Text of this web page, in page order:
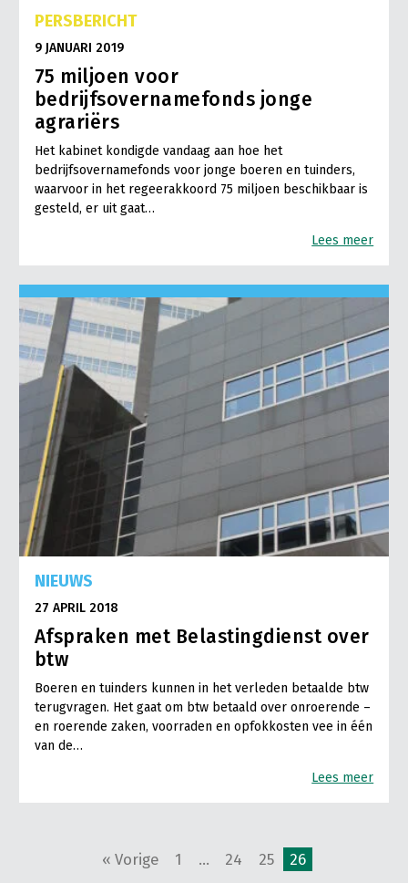
PERSBERICHT
9 JANUARI 2019
75 miljoen voor
bedrijfsovernamefonds jonge
agrariërs
Het kabinet kondigde vandaag aan hoe het
bedrijfsovernamefonds voor jonge boeren en tuinders,
waarvoor in het regeerakkoord 75 miljoen beschikbaar is
gesteld, er uit gaat…
Lees meer
NIEUWS
27 APRIL 2018
Afspraken met Belastingdienst over
btw
Boeren en tuinders kunnen in het verleden betaalde btw
terugvragen. Het gaat om btw betaald over onroerende –
en roerende zaken, voorraden en opfokkosten vee in één
van de…
Lees meer
« Vorige 1 … 24 25 26